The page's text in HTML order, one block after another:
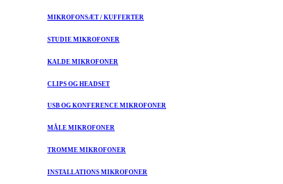
MIKROFONSÆT / KUFFERTER
STUDIE MIKROFONER
KALDE MIKROFONER
CLIPS OG HEADSET
USB OG KONFERENCE MIKROFONER
MÅLE MIKROFONER
TROMME MIKROFONER
INSTALLATIONS MIKROFONER